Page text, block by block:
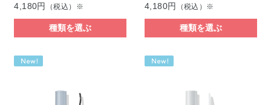
4,180円 （税込）※
種類を選ぶ
4,180円 （税込）※
種類を選ぶ